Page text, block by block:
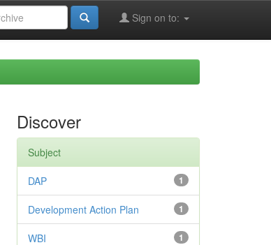
Sign on to:
Discover
Subject
1
DAP
1
Development Action Plan
1
WBI